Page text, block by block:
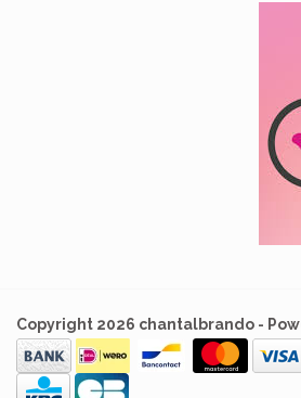
Copyright 2026 chantalbrando -